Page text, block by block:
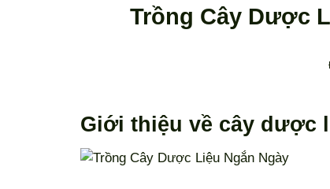
Trồng Cây Dược
Giới thiệu về cây dược